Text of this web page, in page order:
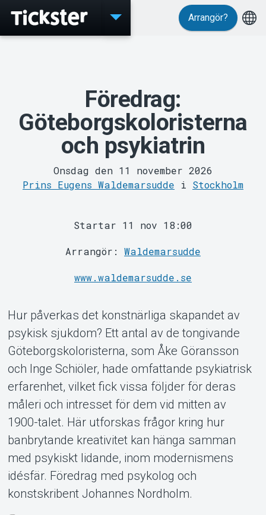
MyTickster
Support
Arrangör?
Föredrag:
Göteborgskoloristerna
och psykiatrin
Onsdag den 11 november 2026
Prins Eugens Waldemarsudde i Stockholm
Startar 11 nov 18:00
Arrangör: Waldemarsudde
www.waldemarsudde.se
Hur påverkas det konstnärliga skapandet av
psykisk sjukdom? Ett antal av de tongivande
Göteborgskoloristerna, som Åke Göransson
och Inge Schiöler, hade omfattande psykiatrisk
erfarenhet, vilket fick vissa följder för deras
måleri och intresset för dem vid mitten av
1900-talet. Här utforskas frågor kring hur
banbrytande kreativitet kan hänga samman
med psykiskt lidande, inom modernismens
idésfär. Föredrag med psykolog och
konstskribent Johannes Nordholm.